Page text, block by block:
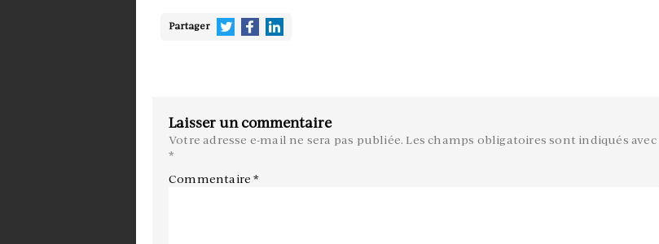
Partager
Laisser un commentaire
Votre adresse e-mail ne sera pas publiée. Les champs obligatoires sont indiqués avec
*
Commentaire*